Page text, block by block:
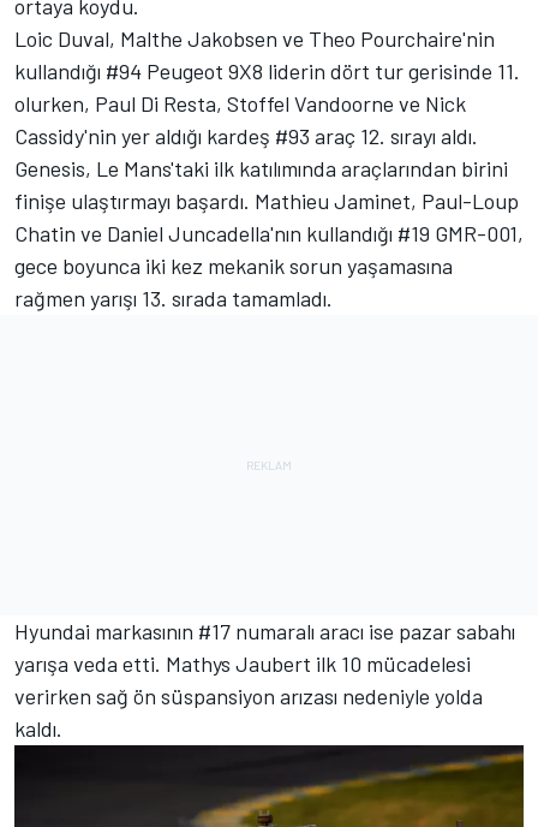
ortaya koydu.
Loic Duval, Malthe Jakobsen ve Theo Pourchaire'nin
kullandığı #94 Peugeot 9X8 liderin dört tur gerisinde 11.
olurken, Paul Di Resta, Stoffel Vandoorne ve Nick
Cassidy'nin yer aldığı kardeş #93 araç 12. sırayı aldı.
Genesis, Le Mans'taki ilk katılımında araçlarından birini
finişe ulaştırmayı başardı. Mathieu Jaminet, Paul-Loup
Chatin ve Daniel Juncadella'nın kullandığı #19 GMR-001,
gece boyunca iki kez mekanik sorun yaşamasına
rağmen yarışı 13. sırada tamamladı.
Hyundai markasının #17 numaralı aracı ise pazar sabahı
yarışa veda etti. Mathys Jaubert ilk 10 mücadelesi
verirken sağ ön süspansiyon arızası nedeniyle yolda
kaldı.